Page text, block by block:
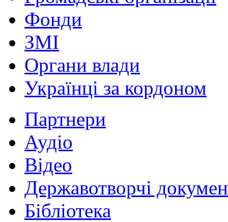
Фонди
ЗМІ
Органи влади
Українці за кордоном
Партнери
Аудіо
Відео
Державотворчі
Бібліотека